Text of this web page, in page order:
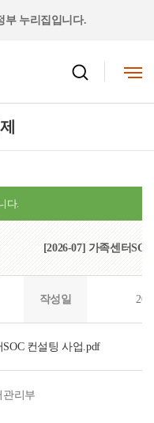
부 누리집입니다.
[2026-07] 가족센터
작성일
SOC 컨설팅 사업.pdf
관리부